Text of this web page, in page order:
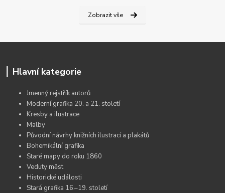
Zobrazit vše
Hlavní kategorie
Jmenný rejstřík autorů
Moderní grafika 20. a 21. století
Kresby a ilustrace
Malby
Původní návrhy knižních ilustrací a plakátů
Bohemikální grafika
Staré mapy do roku 1860
Veduty měst
Historické události
Stará grafika 16.–19. století